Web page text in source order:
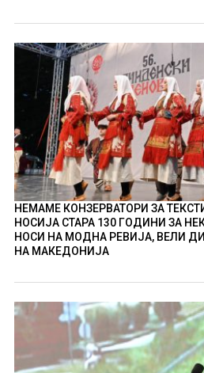
НЕМАМЕ КОНЗЕРВАТОРИ ЗА
НОСИЈА СТАРА 130 ГОДИНИ ЗА
НОСИ НА МОДНА РЕВИЈА, ВЕЛИ
НА МАКЕДОНИЈА